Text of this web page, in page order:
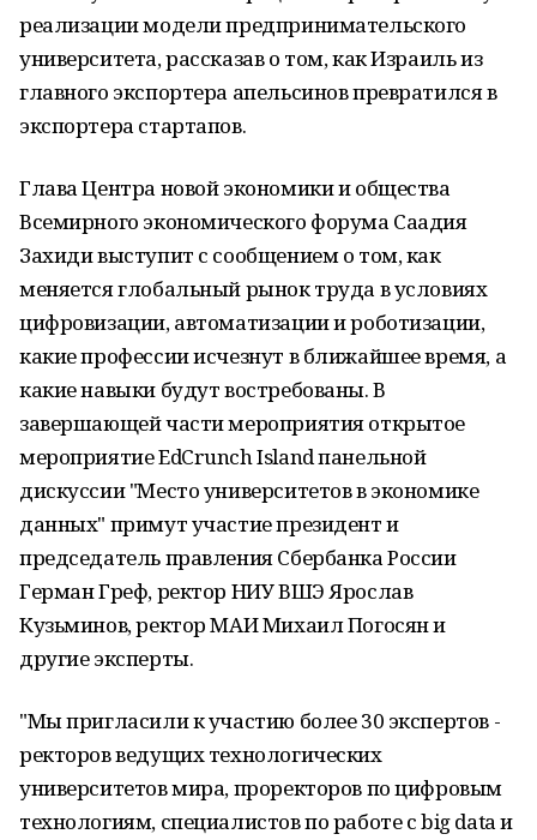
реализации модели предпринимательского
университета, рассказав о том, как Израиль из
главного экспортера апельсинов превратился в
экспортера стартапов.
Глава Центра новой экономики и общества
Всемирного экономического форума Саадия
Захиди выступит с сообщением о том, как
меняется глобальный рынок труда в условиях
цифровизации, автоматизации и роботизации,
какие профессии исчезнут в ближайшее время, а
какие навыки будут востребованы. В
завершающей части мероприятия открытое
мероприятие EdCrunch Island панельной
дискуссии "Место университетов в экономике
данных" примут участие президент и
председатель правления Сбербанка России
Герман Греф, ректор НИУ ВШЭ Ярослав
Кузьминов, ректор МАИ Михаил Погосян и
другие эксперты.
"Мы пригласили к участию более 30 экспертов -
ректоров ведущих технологических
университетов мира, проректоров по цифровым
технологиям, специалистов по работе с big data и